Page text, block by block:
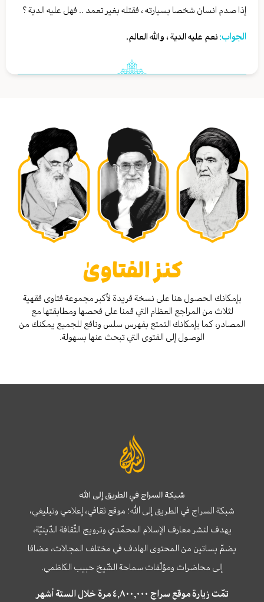
إذا صدم انسان شخصا بسيارته ، فقتله بغير تعمد .. فهل عليه الدية ؟
الجواب: نعم عليه الدية ، والله العالم.
كنز الفتاوىٰ
بإمكانك الحصول هنا على نسخة فريدة لأكبر مجموعة فتاوى فقهية
لثلاث من المراجع العظام التي قمنا على فحصها ومطابقتها مع
المصادر، كما بإمكانك التمتع بفهرس سلس ونافع للجميع يمكنك من
الوصول إلى الفتوى التي تبحث عنها بسهولة.
شبكة السراج في الطريق إلى الله
شبكة السراج في الطريق إلى الله؛ موقع ثقافي، إعلامي وتبليغي،
يهدف لنشر معارف الإسلام المحمّدي وترويج الثّقافة الدّينيّة،
يضمّ بساتين من المحتوى الهادف في مختلف المجالات، مضافا
إلى محاضرات ومؤلّفات سماحة الشّيخ حبيب الكاظمي.
تمّت زيارة موقع سراج ٤,٨٠٠,٠٠٠ مرة خلال الستة أشهر